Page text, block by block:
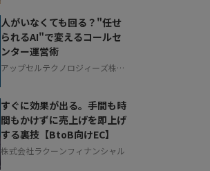
人がいなくても回る？"任せ
られるAI"で変えるコールセ
ンター運営術
アップセルテクノロジィーズ株式
すぐに効果が出る。手間も時
間もかけずに売上げを即上げ
する裏技【BtoB向けEC】
株式会社ラクーンフィナンシャル